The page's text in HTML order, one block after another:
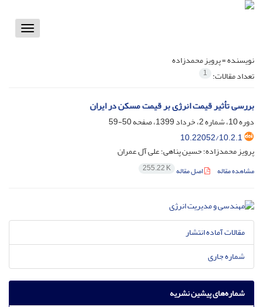
Toggle
نویسنده =پرویز محمدزاده
تعداد مقالات: 1
بررسی تأثیر قیمت انرژی بر قیمت مسکن در ایران
دوره 10، شماره 2، خرداد 1399، صفحه
50-59
10.22052/10.2.1
پرویز محمدزاده؛ حسین پناهی؛ علی آل عمران
مشاهده مقاله اصل مقاله 255.22 K
مقالات آماده انتشار
شماره جاری
شماره‌های پیشین نشریه